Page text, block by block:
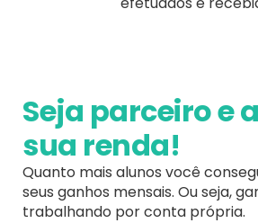
Seja parceiro e
sua renda!
Quanto mais alunos você
seus ganhos mensais. Ou seja,
trabalhando por conta própria.